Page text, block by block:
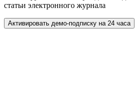
статьи электронного журнала